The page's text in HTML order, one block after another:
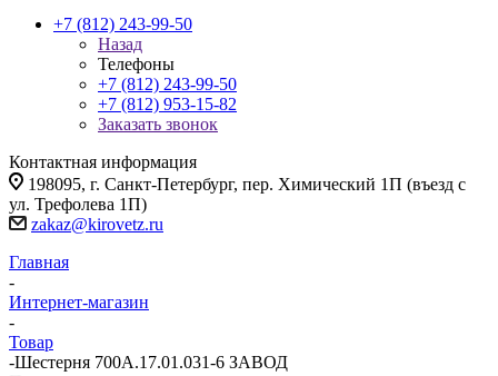
+7 (812) 243-99-50
Назад
Телефоны
+7 (812) 243-99-50
+7 (812) 953-15-82
Заказать звонок
Контактная информация
198095, г. Санкт-Петербург, пер. Химический 1П (въезд с
ул. Трефолева 1П)
zakaz@kirovetz.ru
Главная
-
Интернет-магазин
-
Товар
-Шестерня 700А.17.01.031-6 ЗАВОД